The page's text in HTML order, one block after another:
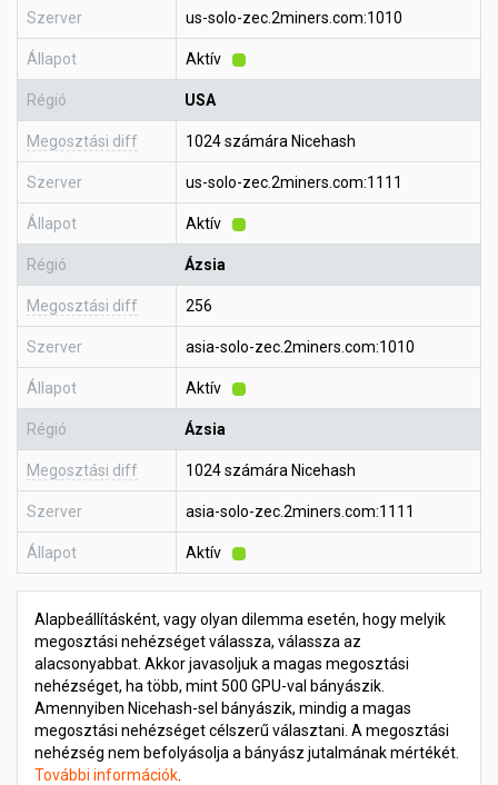
Szerver us-solo-zec.2miners.com:1010
Állapot Aktív
Régió USA
Megosztási diff 1024 számára Nicehash
Szerver us-solo-zec.2miners.com:1111
Állapot Aktív
Régió Ázsia
Megosztási diff 256
Szerver asia-solo-zec.2miners.com:1010
Állapot Aktív
Régió Ázsia
Megosztási diff 1024 számára Nicehash
Szerver asia-solo-zec.2miners.com:1111
Állapot Aktív
Alapbeállításként, vagy olyan dilemma esetén, hogy melyik
megosztási nehézséget válassza, válassza az
alacsonyabbat. Akkor javasoljuk a magas megosztási
nehézséget, ha több, mint 500 GPU-val bányászik.
Amennyiben Nicehash-sel bányászik, mindig a magas
megosztási nehézséget célszerű választani. A megosztási
nehézség nem befolyásolja a bányász jutalmának mértékét.
További információk